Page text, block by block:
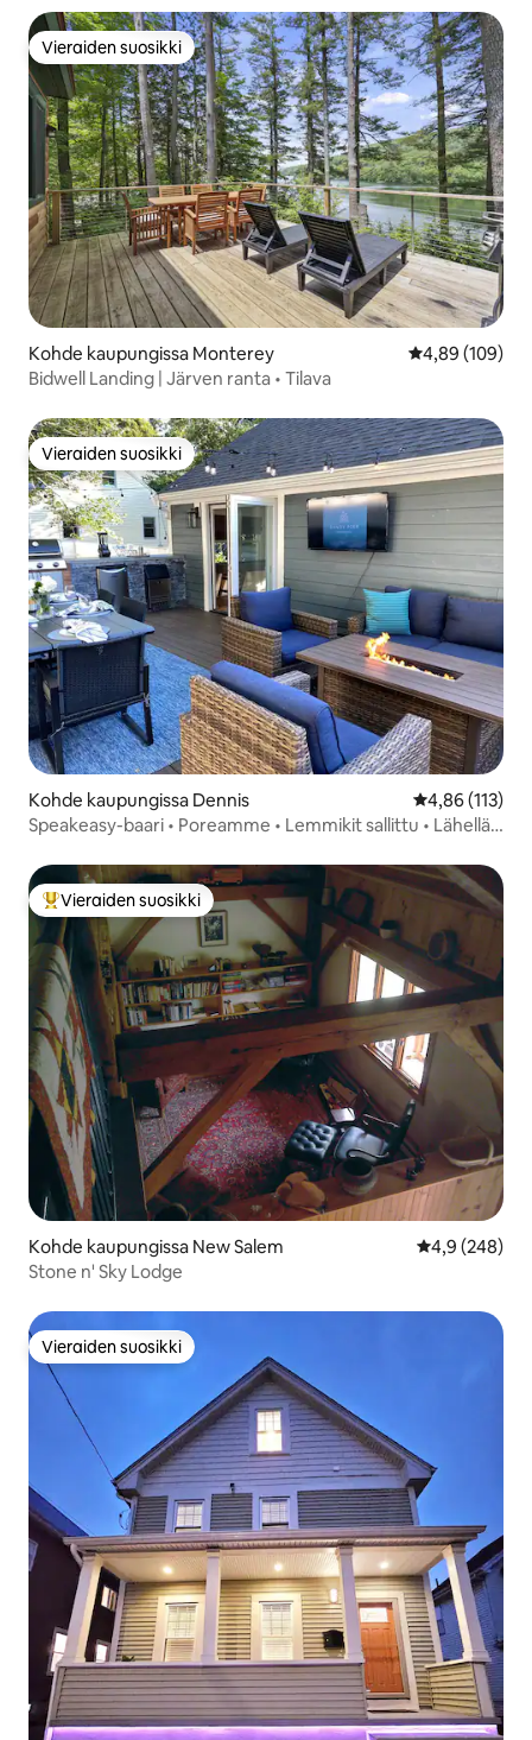
Vieraiden suosikki
Vieraiden suosikki
Kohde kaupungissa Monterey
4,89 (109)
Bidwell Landing | Järven ranta • Tilava
Vieraiden suosikki
Vieraiden suosikki
Kohde kaupungissa Dennis
4,86 (113)
Speakeasy-baari • Poreamme • Lemmikit sallittu • Lähellä
Vieraiden suosikkien parhaimmistoa
Vieraiden suosikki
Kohde kaupungissa New Salem
4,9 (248)
Stone n' Sky Lodge
Vieraiden suosikki
Vieraiden suosikki